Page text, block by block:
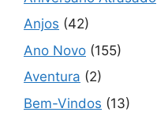
Anjos (42)
Ano Novo (155)
Aventura (2)
Bem-Vindos (13)